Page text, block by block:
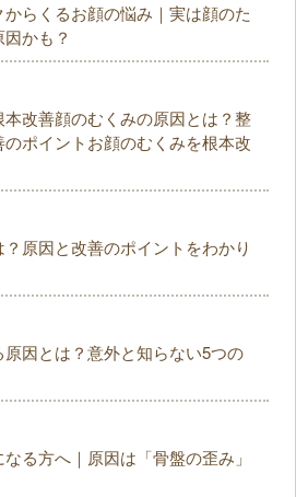
らくるお顔の悩み｜実は顔のた
かも？
改善顔のむくみの原因とは？整
ポイントお顔のむくみを根本改
原因と改善のポイントをわかり
因とは？意外と知らない5つの
る方へ｜原因は「骨盤の歪み」